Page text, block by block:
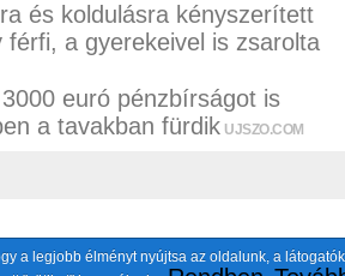
és koldulásra kényszerített
férfi, a gyerekeivel is zsarolta
euró pénzbírságot is
a tavakban fürdik UJSZO.COM
118 oldaltszemlézünk.
a legjobb élményt nyújtsa az oldalunk, a látogatók